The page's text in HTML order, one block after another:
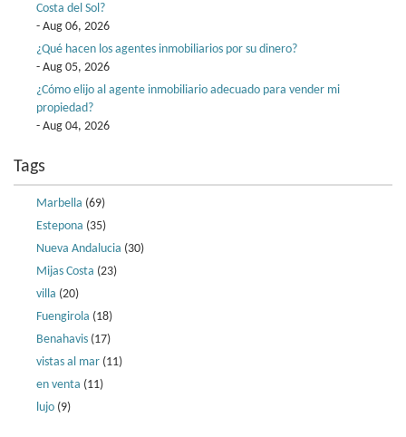
Costa del Sol?
- Aug 06, 2026
¿Qué hacen los agentes inmobiliarios por su dinero?
- Aug 05, 2026
¿Cómo elijo al agente inmobiliario adecuado para vender mi
propiedad?
- Aug 04, 2026
Tags
Marbella (69)
Estepona (35)
Nueva Andalucia (30)
Mijas Costa (23)
villa (20)
Fuengirola (18)
Benahavis (17)
vistas al mar (11)
en venta (11)
lujo (9)